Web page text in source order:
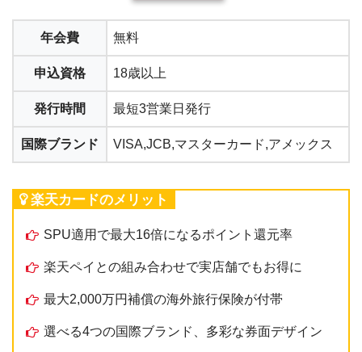
年会費 無料
申込資格 18歳以上
発行時間 最短3営業日発行
国際ブランド VISA,JCB,マスターカード,アメックス
楽天カードのメリット
SPU適用で最大16倍になるポイント還元率
楽天ペイとの組み合わせで実店舗でもお得に
最大2,000万円補償の海外旅行保険が付帯
選べる4つの国際ブランド、多彩な券面デザイン